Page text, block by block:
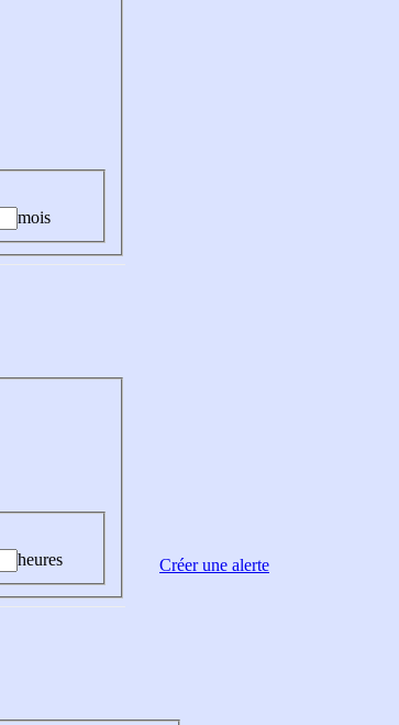
mois
heures
Créer une alerte